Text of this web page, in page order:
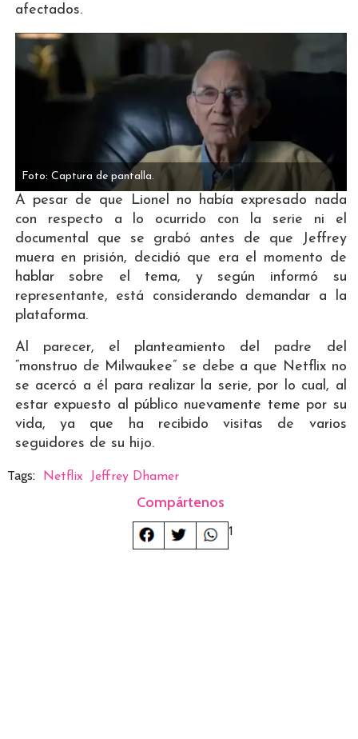
afectados.
Foto: Captura de pantalla.
A pesar de que Lionel no había expresado nada
con respecto a lo ocurrido con la serie ni el
documental que se grabó antes de que Jeffrey
muera en prisión, decidió que era el momento de
hablar sobre el tema, y según informó su
representante, está considerando demandar a la
plataforma.
Al parecer, el planteamiento del padre del
“monstruo de Milwaukee” se debe a que Netflix no
se acercó a él para realizar la serie, por lo cual, al
estar expuesto al público nuevamente teme por su
vida, ya que ha recibido visitas de varios
seguidores de su hijo.
Tags: Netflix Jeffrey Dhamer
Compártenos
1